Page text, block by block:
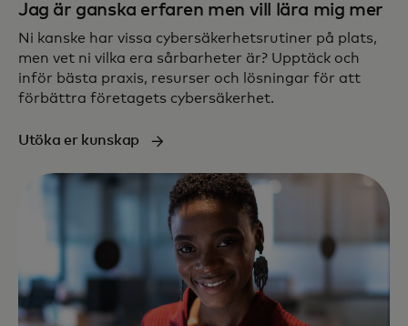
Jag är ganska erfaren men vill lära mig mer
Ni kanske har vissa cybersäkerhetsrutiner på plats,
men vet ni vilka era sårbarheter är? Upptäck och
inför bästa praxis, resurser och lösningar för att
förbättra företagets cybersäkerhet.
Utöka er kunskap